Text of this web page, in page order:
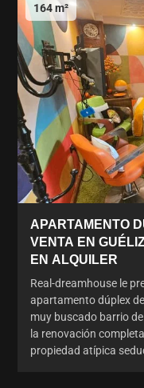
164 m²
APARTAMENTO
VENTA EN
EN ALQUILER
Real-dreamhouse le
apartamento dúplex
muy buscado barrio
la renovación
propiedad atípica